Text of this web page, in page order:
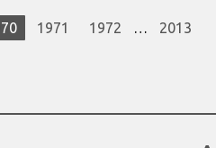
1971 1972 2013